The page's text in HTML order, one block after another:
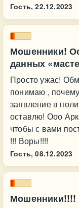
Гость, 22.12.2023
Мошенники!
данных
Просто ужас!
понимаю ,
заявление в
оставлю! Ооо
чтобы с вами
!!! Воры!!!!
Гость, 08.12.2023
Мошенники!!!!